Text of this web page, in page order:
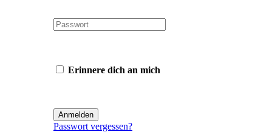
Erinnere dich an mich
Passwort vergessen?